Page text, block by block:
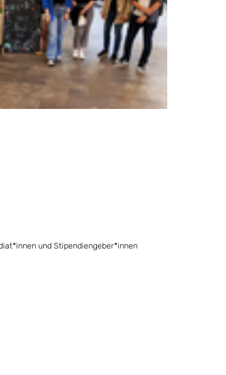
und Stipendiengeber*innen